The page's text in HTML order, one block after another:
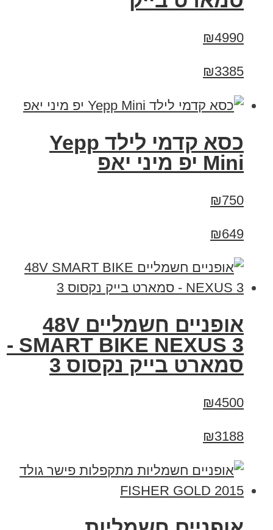
₪4990
₪3385
כסא קדמי לילד Yepp
Mini יפ מיני יאפ
₪750
₪649
אופניים חשמליים 48V
SMART BIKE NEXUS 3 -
סמארט בייק נקסוס 3
₪4500
₪3188